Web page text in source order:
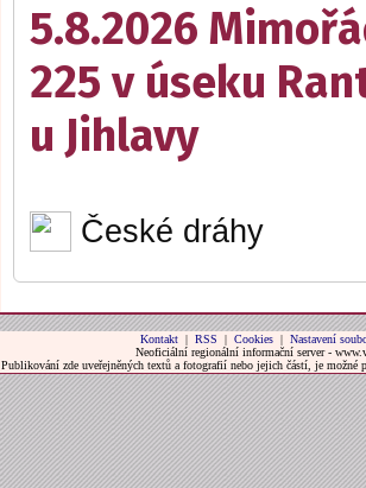
5.8.2026
225 v úseku
u Jihlavy
České dráhy
Kontakt| RSS | Cookies| Nastavení
Neoficiální regionální informační server -
Publikování zde uveřejněných textů a fotografií nebo jejich částí, je možné